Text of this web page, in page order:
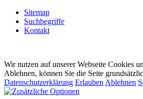
Sitemap
Suchbegriffe
Kontakt
Wir nutzen auf unserer Webseite Cookies
Ablehnen, können Sie die Seite
Datenschutzerklärung Erlauben Ablehnen